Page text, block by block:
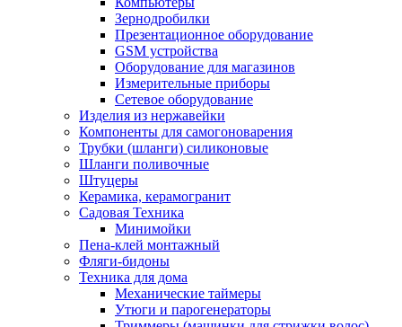
Зернодробилки
Презентационное оборудование
GSM устройства
Оборудование для магазинов
Измерительные приборы
Сетевое оборудование
Изделия из нержавейки
Компоненты для самогоноварения
Трубки (шланги) силиконовые
Шланги поливочные
Штуцеры
Керамика, керамогранит
Садовая Техника
Минимойки
Пена-клей монтажный
Фляги-бидоны
Техника для дома
Механические таймеры
Утюги и парогенераторы